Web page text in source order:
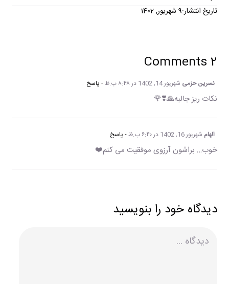
تاریخ انتشار:9 شهریور, 1402
2 Comments
نسرین حزمی شهریور 14, 1402 در ۸:۴۸ ب.ظ - پاسخ
نکات ریز جالبه🙏❣️🌹
الهام شهریور 16, 1402 در ۶:۴۰ ب.ظ - پاسخ
خوب… براشون آرزوی موفقیت می کنم❤️
دیدگاه خود را بنویسید